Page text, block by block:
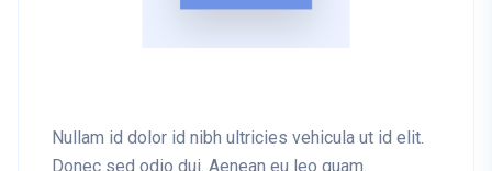
Nullam id dolor id nibh ultricies vehicula ut id elit.
Donec sed odio dui. Aenean eu leo quam.